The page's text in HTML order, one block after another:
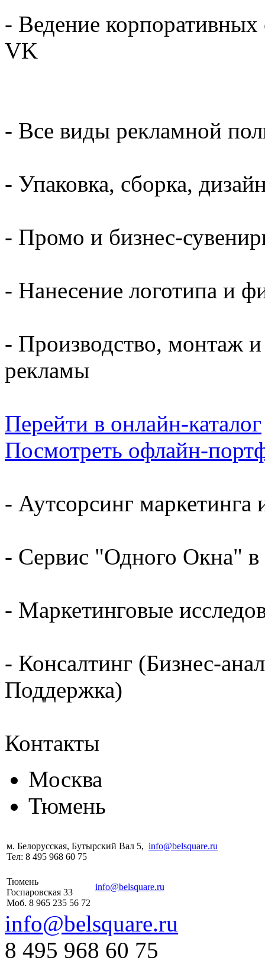
- Ведение
VK
- Все виды рекламной
- Упаковка, сборка,
- Промо и бизнес-
- Нанесение логотипа и
- Производство, монтаж
рекламы
Перейти в онлайн-каталог
Посмотреть офлайн-
- Аутсорсинг маркетинга
- Сервис "Одного Окна" в
- Маркетинговые
- Консалтинг (Бизнес-
Поддержка)
Контакты
Москва
Тюмень
м. Белорусская, Бутырский Вал 5,
Тел: 8 495 968 60 75
info@belsquare.ru
Тюмень
Госпаровская 33
Моб. 8 965 235 56 72
info@belsquare.ru
info@belsquare.ru
8 495 968 60 75